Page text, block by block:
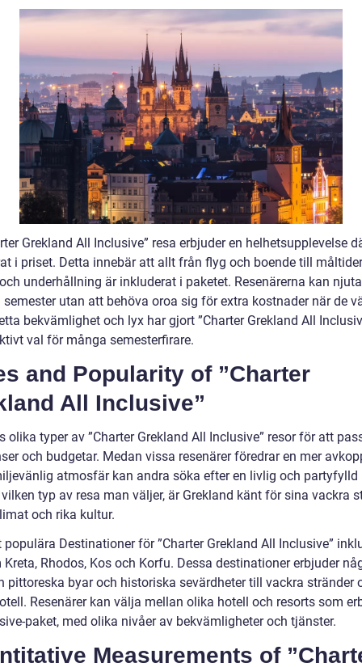
Grekland All Inclusive” resa erbjuder en helhetsupplevelse
i priset. Detta innebär att allt från flyg och boende till
underhållning är inkluderat i paketet. Resenärerna kan
utan att behöva oroa sig för extra kostnader när de
bekvämlighet och lyx har gjort ”Charter Grekland All
val för många semesterfirare.
and Popularity of ”Charter
All Inclusive”
olika typer av ”Charter Grekland All Inclusive” resor för att
och budgetar. Medan vissa resenärer föredrar en mer
atmosfär kan andra söka efter en livlig och partyfylld
typ av resa man väljer, är Grekland känt för sina vackra
och rika kultur.
populära Destinationer för ”Charter Grekland All Inclusive”
Kreta, Rhodos, Kos och Korfu. Dessa destinationer erbjuder
pittoreska byar och historiska sevärdheter till vackra stränder
Resenärer kan välja mellan olika hotell och resorts som
paket, med olika nivåer av bekvämligheter och tjänster.
Measurements of